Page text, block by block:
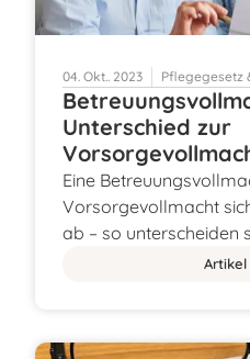
04. Okt.. 2023 Pflegegesetz
Unterschied zur
Eine
Vorsorgevollmacht
ab – so unterscheiden
Artikel